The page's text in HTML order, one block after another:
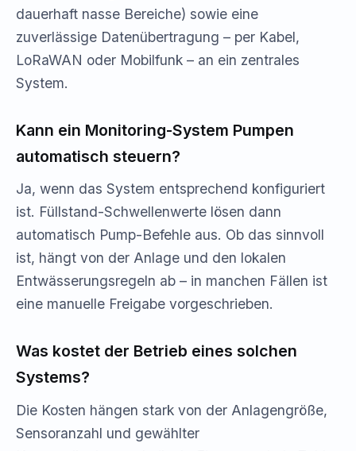
dauerhaft nasse Bereiche) sowie eine
zuverlässige Datenübertragung – per Kabel,
LoRaWAN oder Mobilfunk – an ein zentrales
System.
Kann ein Monitoring-System Pumpen
automatisch steuern?
Ja, wenn das System entsprechend konfiguriert
ist. Füllstand-Schwellenwerte lösen dann
automatisch Pump-Befehle aus. Ob das sinnvoll
ist, hängt von der Anlage und den lokalen
Entwässerungsregeln ab – in manchen Fällen ist
eine manuelle Freigabe vorgeschrieben.
Was kostet der Betrieb eines solchen
Systems?
Die Kosten hängen stark von der Anlagengröße,
Sensoranzahl und gewählter